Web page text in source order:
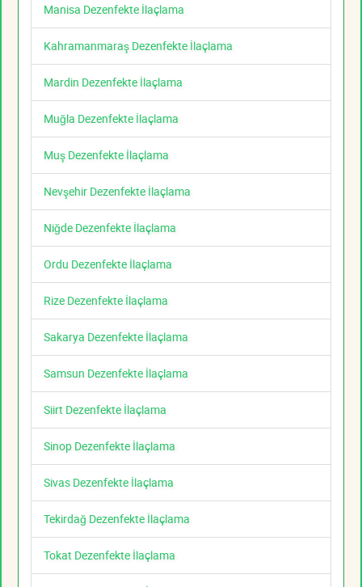
Manisa Dezenfekte İlaçlama
Kahramanmaraş Dezenfekte İlaçlama
Mardin Dezenfekte İlaçlama
Muğla Dezenfekte İlaçlama
Muş Dezenfekte İlaçlama
Nevşehir Dezenfekte İlaçlama
Niğde Dezenfekte İlaçlama
Ordu Dezenfekte İlaçlama
Rize Dezenfekte İlaçlama
Sakarya Dezenfekte İlaçlama
Samsun Dezenfekte İlaçlama
Siirt Dezenfekte İlaçlama
Sinop Dezenfekte İlaçlama
Sivas Dezenfekte İlaçlama
Tekirdağ Dezenfekte İlaçlama
Tokat Dezenfekte İlaçlama